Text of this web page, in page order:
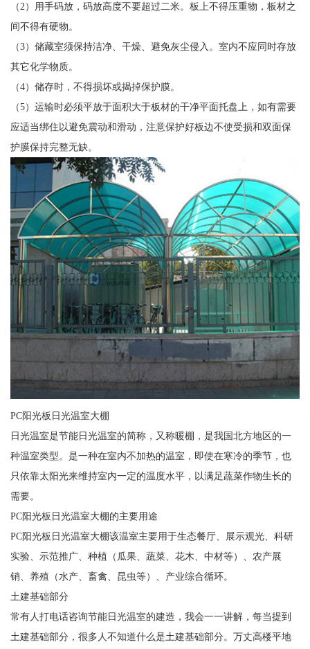
（2）用手码放，码放高度不要超过二米。板上不得压重物，板材之
间不得有硬物。
（3）储藏室须保持洁净、干燥、避免灰尘侵入。室内不应同时存放
其它化学物质。
（4）储存时，不得损坏或揭掉保护膜。
（5）运输时必须平放于面积大于板材的干净平面托盘上，如有需要
应适当绑住以避免震动和滑动，注意保护好板边不使受损和双面保
护膜保持完整无缺。
PC阳光板日光温室大棚
日光温室是节能日光温室的简称，又称暖棚，是我国北方地区的一
种温室类型。是一种在室内不加热的温室，即使在寒冷的季节，也
只依靠太阳光来维持室内一定的温度水平，以满足蔬菜作物生长的
需要。
PC阳光板日光温室大棚的主要用途
PC阳光板日光温室大棚该温室主要用于生态餐厅、展示观光、科研
实验、示范推广、种植（瓜果、蔬菜、花木、中材等）、农产展
销、养殖（水产、畜禽、昆虫等）、产业综合循环。
土建基础部分
常有人打电话咨询节能日光温室的建造，我会一一讲解，每当提到
土建基础部分，很多人不知道什么是土建基础部分。万丈高楼平地